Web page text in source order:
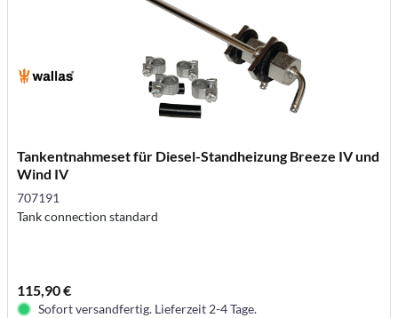
Tankentnahmeset für Diesel-Standheizung Breeze IV und
Wind IV
707191
Tank connection standard
115,90 €
Sofort versandfertig. Lieferzeit 2-4 Tage.